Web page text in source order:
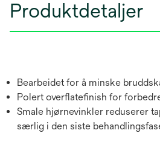
Produktdetaljer
Bearbeidet for å minske
Polert overflatefinish for
Smale hjørnevinkler reduserer
særlig i den siste